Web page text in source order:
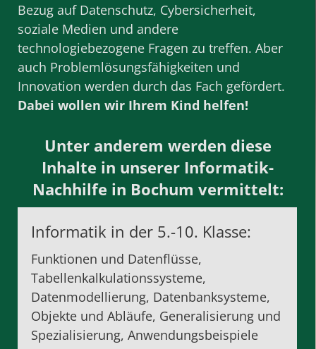
Bezug auf Datenschutz, Cybersicherheit,
soziale Medien und andere
technologiebezogene Fragen zu treffen. Aber
auch Problemlösungsfähigkeiten und
Innovation werden durch das Fach gefördert.
Dabei wollen wir Ihrem Kind helfen!
Unter anderem werden diese
Inhalte in unserer Informatik-
Nachhilfe in Bochum vermittelt:
Informatik in der 5.-10. Klasse:
Funktionen und Datenflüsse,
Tabellenkalkulationssysteme,
Datenmodellierung, Datenbanksysteme,
Objekte und Abläufe, Generalisierung und
Spezialisierung, Anwendungsbeispiele